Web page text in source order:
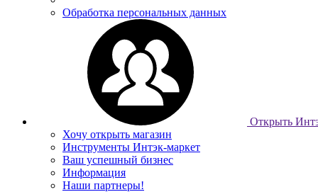
Обработка персональных данных
Открыть
Хочу открыть магазин
Инструменты Интэк-маркет
Ваш успешный бизнес
Информация
Наши партнеры!